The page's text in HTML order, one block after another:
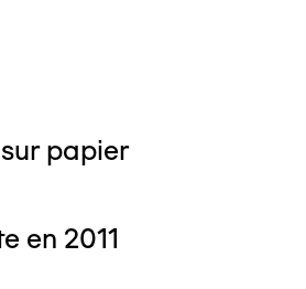
papier
en 2011